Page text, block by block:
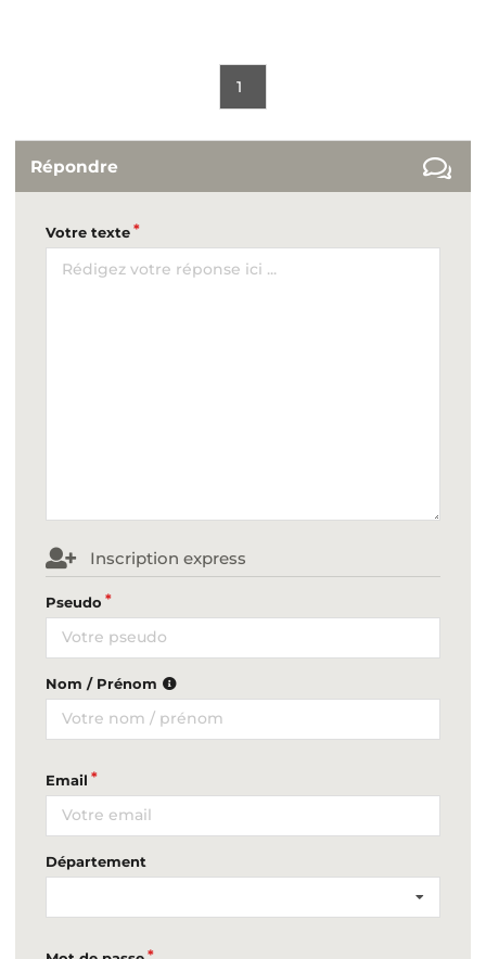
1
Répondre
Votre texte
Inscription express
Pseudo
Nom / Prénom
Email
Département